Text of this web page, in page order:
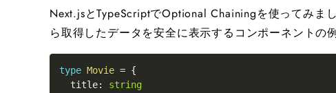
Next.jsとTypeScriptでOptional Chainingを使ってみま
ら取得したデータを安全に表示するコンポーネントの
type Movie = {
  title
:
string